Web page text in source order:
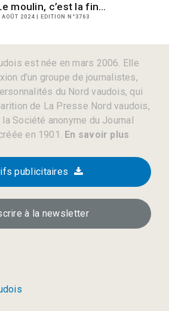
moulin, c’est la fin…
AOÛT 2024 | EDITION N°3763
est née en mars 2006. Elle
d’un groupe de journalistes,
du Nord vaudois, qui
de La Presse Nord vaudois,
Société anonyme du Journal
en 1901. En savoir plus
publicitaires
à la newsletter